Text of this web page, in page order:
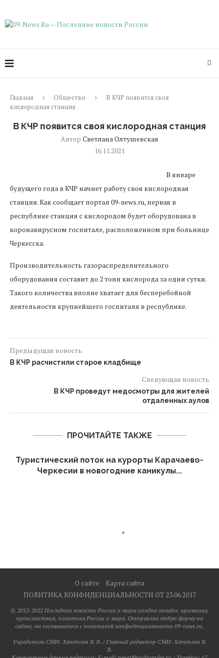
Главная Общество
В КЧР появится своя
кислородная станция
В КЧР появится своя кислородная станция
Автор Светлана Олтушевская
16.11.2021
В январе
будущего года в КЧР начнет работу своя кислородная
станция. Как сообщает портал 09-news.ru, первая в
республике станция с кислородом будет оборудована в
коронавирусном госпитале, расположенном при больнице
Черкесска.
Производительность газораспределительного
оборудования составит до 2 тонн кислорода за одни сутки.
Такого количества вполне хватает для бесперебойной
деятельности крупнейшего госпиталя в республике.
Предыдущая новость
В КЧР расчистили старое кладбище
Следующая новость
В КЧР проведут медосмотры для жителей
отдаленных аулов
ПРОЧИТАЙТЕ ТАКЖЕ
Туристический поток на курорты Карачаево-
Черкесии в новогодние каникулы...
О сайте
Карта сайта
ПОЛИТИКА КОНФИДЕНЦИАЛЬНОСТИ ОТ 23.06.2017
© 2012-2022 Последние новости России и мира сегодня онлайн: криминал,
происшествия, политика России и мира. Отправляя любую форму на
сайте, вы соглашаетесь с политикой конфиденциальности 09-news.ru.
Учредитель СМИ: Хaчeтлoв B. B. / Главный редактор СМИ: Хaчeтлoв B.
B.